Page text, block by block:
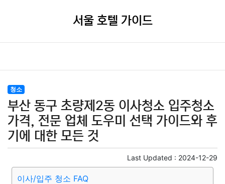
서울 호텔 가이드
청소
부산 동구 초량제2동 이사청소 입주청소
가격, 전문 업체 도우미 선택 가이드와 후
기에 대한 모든 것
Last Updated : 2024-12-29
이사/입주 청소 FAQ